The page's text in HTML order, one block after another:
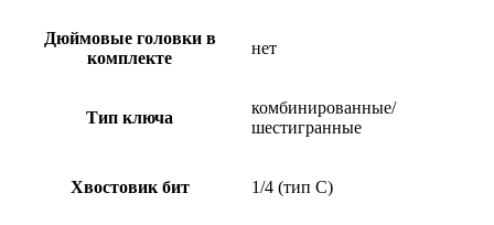
Дюймовые головки в
комплекте
нет
Тип ключа
комбинированные/
шестигранные
Хвостовик бит 1/4 (тип С)